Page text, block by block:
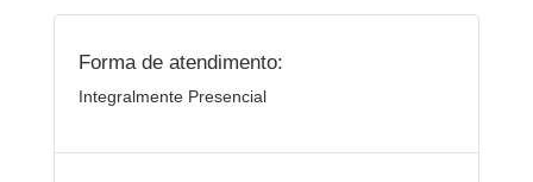
Forma de atendimento:
Integralmente Presencial